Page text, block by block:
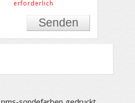
erforderlich